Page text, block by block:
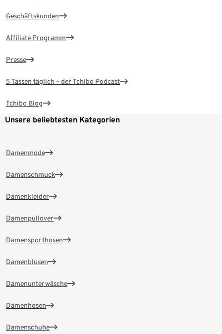
Geschäftskunden
Affiliate Programm
Presse
5 Tassen täglich – der Tchibo Podcast
Tchibo Blog
Unsere beliebtesten Kategorien
Damenmode
Damenschmuck
Damenkleider
Damenpullover
Damensporthosen
Damenblusen
Damenunterwäsche
Damenhosen
Damenschuhe